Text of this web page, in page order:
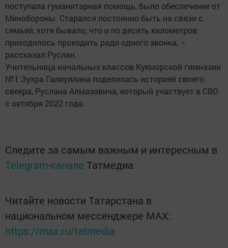
поступала гуманитарная помощь, было обеспечение от
Минобороны. Старался постоянно быть на связи с
семьей, хотя бывало, что и по десять километров
приходилось проходить ради одного звонка, –
рассказал Руслан.
Учительница начальных классов Кукморской гимназии
№1 Зухра Галиуллина поделилась историей своего
свекра, Руслана Алмазовича, который участвует в СВО
с октября 2022 года.
Следите за самым важным и интересным в
Telegram-канале Татмедиа
Читайте новости Татарстана в
национальном мессенджере MАХ:
https://max.ru/tatmedia